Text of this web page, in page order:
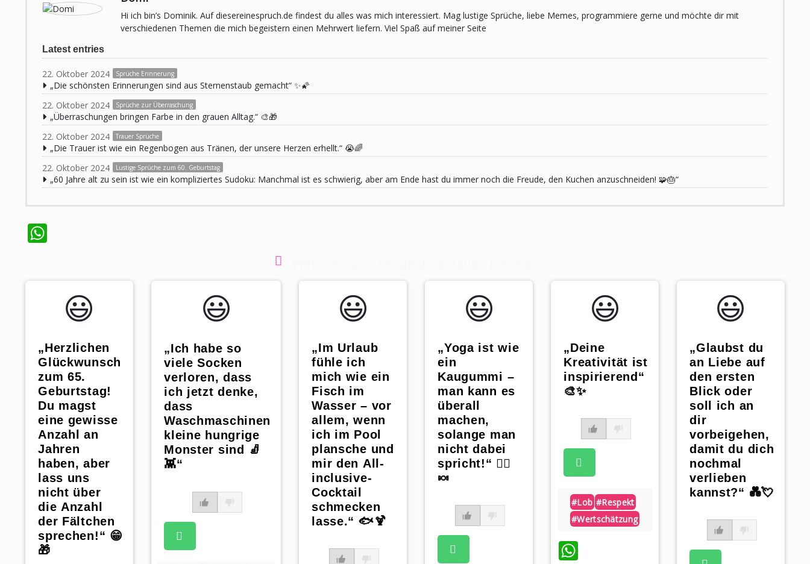
Hi ich bin’s Dominik. Auf diesereinespruch.de findest du alles was mich interessiert. Mag lustige Sprüche, liebe Memes, programmiere gerne und möchte dir mit
verschiedenen Themen die mich begeistern einen Mehrwert liefern. Viel Spaß auf meiner Seite
Latest entries
22. Oktober 2024 Sprüche Erinnerung
„Die schönsten Erinnerungen sind aus Sternenstaub gemacht“ ✨🌠
22. Oktober 2024
Sprüche zur Überraschung
„Überraschungen bringen Farbe in den grauen Alltag.“ 🎨🎁
22. Oktober 2024
Trauer Sprüche
„Die Trauer ist wie ein Regenbogen aus Tränen, der unsere Herzen erhellt.“ 😭🌈
22. Oktober 2024
Lustige Sprüche zum 60. Geburtstag
„60 Jahre alt zu sein ist wie ein kompliziertes Sudoku: Manchmal ist es schwierig, aber am Ende hast du immer noch die Freude, den Kuchen anzuschneiden! 🧩🎂“
😃️
„Herzlichen
Glückwunsch
zum 65.
Geburtstag!
Du magst
eine gewisse
Anzahl an
Jahren
haben, aber
lass uns
nicht über
die Anzahl
der Fältchen
sprechen!“ 😁
🎁
😃️
„Ich habe so
viele Socken
verloren, dass
ich jetzt denke,
dass
Waschmaschinen
kleine hungrige
Monster sind 🧦
👾“
😃️
„Im Urlaub
fühle ich
mich wie ein
Fisch im
Wasser – vor
allem, wenn
ich im Pool
plansche und
mir den All-
inclusive-
Cocktail
schmecken
lasse.“ 🐟🍹
😃️
„Yoga ist wie
ein
Kaugummi –
man kann es
überall
machen,
solange man
nicht dabei
spricht!“ 🧘‍♀️
🍬
😃️
„Deine
Kreativität ist
inspirierend“
🎨✨
#lob #respekt
#wertschätzung
WhatsApp
😃️
„Glaubst du
an Liebe auf
den ersten
Blick oder
soll ich an
dir
vorbeigehen,
damit du dich
nochmal
verlieben
kannst?“ 💑💘